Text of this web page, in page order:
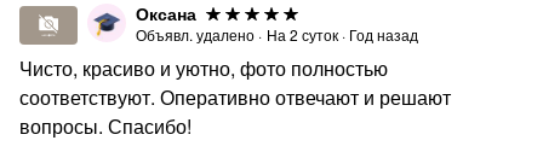
комплект белья для кровати. Дополнительный комплект
для дивана — 600 руб./шт. (по запросу)
РАСПОЛОЖЕНИЕ — ЕЛЕЦКИЙ МИКРОРАЙОН
В шаговой доступности:
Оксана
Объявл. удалено · На 2 суток · Год назад
Чисто, красиво и уютно, фото полностью
соответствуют. Оперативно отвечают и решают
вопросы. Спасибо!